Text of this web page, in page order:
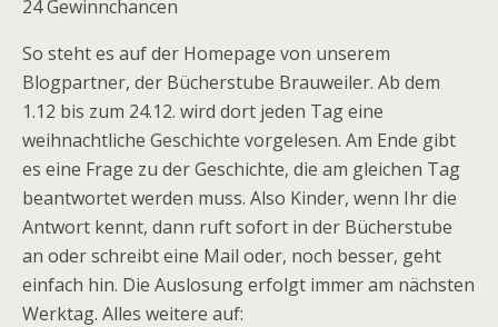
24 Gewinnchancen
So steht es auf der Homepage von unserem
Blogpartner, der Bücherstube Brauweiler. Ab dem
1.12 bis zum 24.12. wird dort jeden Tag eine
weihnachtliche Geschichte vorgelesen. Am Ende gibt
es eine Frage zu der Geschichte, die am gleichen Tag
beantwortet werden muss. Also Kinder, wenn Ihr die
Antwort kennt, dann ruft sofort in der Bücherstube
an oder schreibt eine Mail oder, noch besser, geht
einfach hin. Die Auslosung erfolgt immer am nächsten
Werktag. Alles weitere auf: